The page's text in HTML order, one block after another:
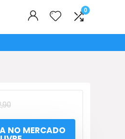
0
O
preço
original
O
preço
atual
NO MERCADO